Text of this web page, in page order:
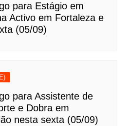
para Estágio em
Activo em Fortaleza e
(05/09)
para Assistente de
e Dobra em
nesta sexta (05/09)